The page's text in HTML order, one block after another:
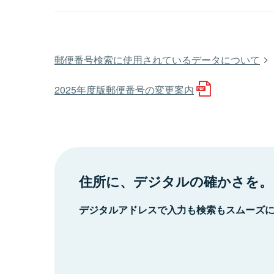
郵便番号検索に使用されているデータについて
2025年度版郵便番号の変更案内
住所に、デジタルの確かさを。
デジタルアドレスで入力も検索もスムーズ